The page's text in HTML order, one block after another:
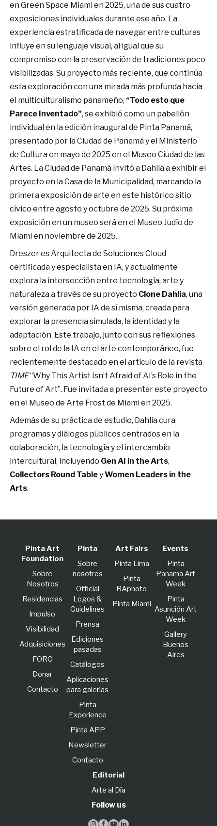
en Green Space Miami en 2025, una de sus cuatro
exposiciones individuales durante ese año. La
experiencia estratificada de navegar entre culturas
influye en su lenguaje visual, al igual que su
compromiso con la preservación de tradiciones poco
visibilizadas. Su proyecto más reciente, que continúa
esta exploración con una mirada más profunda hacia
el multiculturalismo panameño, “Todo esto que
Parece Inventado”, se exhibió como un pabellón
individual en la edición inaugural de Pinta Panamá,
presentado por la Ciudad de Panamá y el Ministerio
de Cultura en mayo de 2025 en el Museo Ciudad de las
Artes. La Ciudad de Panamá invitó a Dahlia a exhibir el
proyecto en la Casa de la Municipalidad, marcando la
primera exposición de arte en este histórico sitio
cívico entre agosto y octubre de 2025. Su próxima
exposición en un museo será en el Museo Judío de
Miami en noviembre de 2025.
Dreszer es Arquitecta de Soluciones Cloud
certificada y especialista en IA, y actualmente
explora la intersección entre tecnología, arte y
naturaleza a través de su proyecto Clone Dahlia, una
versión generada por IA de sí misma, creada para
explorar la presencia simulada, la identidad y la
adaptación. Este trabajo, junto con sus reflexiones
sobre el rol de la IA en el arte contemporáneo, fue
recientemente destacado en el artículo de la revista
TIME“Why This Artist Isn’t Afraid of AI’s Role in the
Future of Art”. Fue invitada a presentar este proyecto
en el Museo de Arte Frost de Miami en 2025.
Además de su práctica de estudio, Dahlia cura
programas y diálogos públicos centrados en la
colaboración, la tecnología y el intercambio
intercultural, incluyendo Gen AI in the Arts,
Collectors Round TableyWomen Leaders in the
Arts.
Pinta Art
Foundation
Sobre
Nosotros
Residencias
lmpulso
Visibilidad
Adquisiciones
FORO
Donar
Contacto
Pinta
Sobre
nosotros
Official
Logos &
Guidelines
Prensa
Ediciones
pasadas
Catálogos
Aplicaciones
para galerías
Pinta
Experience
Pinta APP
Newsletter
Contacto
Art Fairs
Pinta Lima
Pinta
BAphoto
Pinta Miami
Events
Pinta
Panama Art
Week
Pinta
Asunción Art
Week
Gallery
Buenos
Aires
Editorial
Arte al Día
Follow us
   